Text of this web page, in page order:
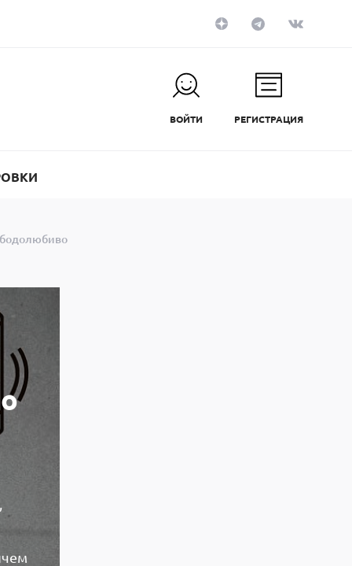
ВОЙТИ РЕГИСТРАЦИЯ